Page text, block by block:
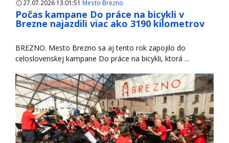
27.07.2026 13:01:51 Mesto Brezno
Počas kampane Do práce na bicykli v
Brezne najazdili viac ako 3190 kilometrov
BREZNO. Mesto Brezno sa aj tento rok zapojilo do
celoslovenskej kampane Do práce na bicykli, ktorá ...